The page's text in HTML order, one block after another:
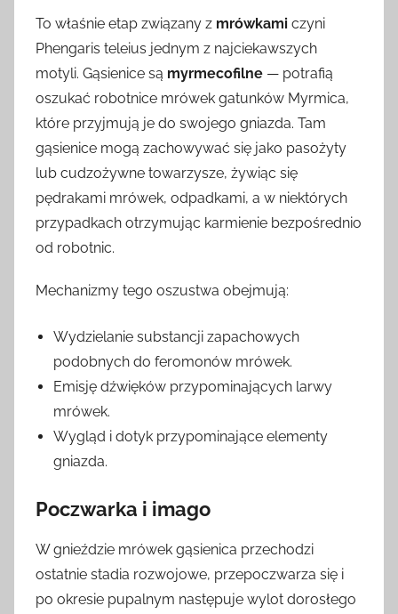
To właśnie etap związany z mrówkami czyni
Phengaris teleius jednym z najciekawszych
motyli. Gąsienice są myrmecofilne — potrafią
oszukać robotnice mrówek gatunków Myrmica,
które przyjmują je do swojego gniazda. Tam
gąsienice mogą zachowywać się jako pasożyty
lub cudzożywne towarzysze, żywiąc się
pędrakami mrówek, odpadkami, a w niektórych
przypadkach otrzymując karmienie bezpośrednio
od robotnic.
Mechanizmy tego oszustwa obejmują:
Wydzielanie substancji zapachowych
podobnych do feromonów mrówek.
Emisję dźwięków przypominających larwy
mrówek.
Wygląd i dotyk przypominające elementy
gniazda.
Poczwarka i imago
W gnieździe mrówek gąsienica przechodzi
ostatnie stadia rozwojowe, przepoczwarza się i
po okresie pupalnym następuje wylot dorosłego